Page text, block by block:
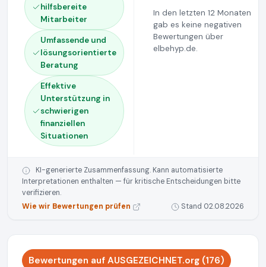
hilfsbereite
Mitarbeiter
Umfassende und
lösungsorientierte
Beratung
Effektive
Unterstützung in
schwierigen
finanziellen
Situationen
In den letzten 12 Monaten
gab es keine negativen
Bewertungen über
elbehyp.de.
KI-generierte Zusammenfassung. Kann automatisierte
Interpretationen enthalten — für kritische Entscheidungen bitte
verifizieren.
Wie wir Bewertungen prüfen
Stand 02.08.2026
Bewertungen auf AUSGEZEICHNET.org (176)